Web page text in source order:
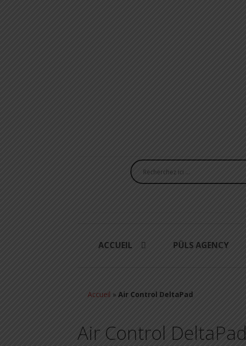
ACCUEIL PÜLS AGENCY
Accueil » Air Control DeltaPad
Air Control DeltaPad